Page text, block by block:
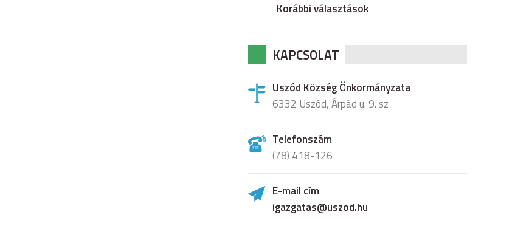
Korábbi választások
KAPCSOLAT
Uszód Község Önkormányzata
6332 Uszód, Árpád u. 9. sz
Telefonszám
(78) 418-126
E-mail cím
igazgatas@uszod.hu